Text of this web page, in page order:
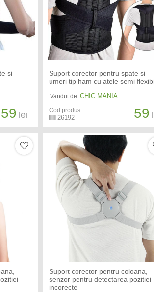
si
59 lei
Suport corector pentru spate si
umeri tip ham cu atele semi
Vandut de: CHIC MANIA
Cod produs
26192 59
Suport corector pentru coloana,
senzor pentru detectarea pozitiei
incorecte